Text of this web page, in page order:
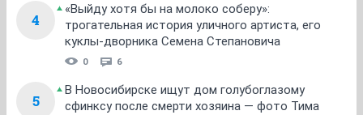
4
«Выйду хотя бы на молоко соберу»:
трогательная история уличного артиста, его
куклы-дворника Семена Степановича
0 6
5
В Новосибирске ищут дом голубоглазому
сфинксу после смерти хозяина — фото Тима